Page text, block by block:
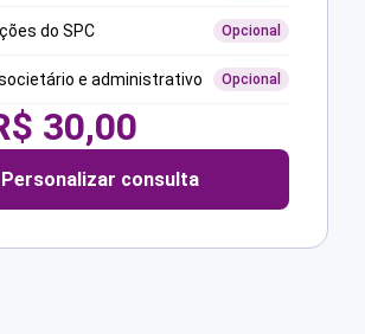
do SPC Opcional
e administrativo Opcional
30,00
Personalizar consulta